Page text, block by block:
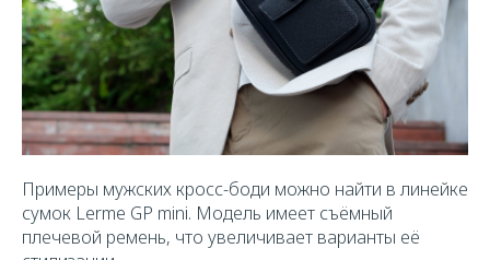
Примеры мужских кросс-боди можно найти в линейке
сумок Lerme GP mini. Модель имеет съёмный
плечевой ремень, что увеличивает варианты её